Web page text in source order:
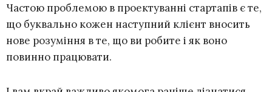
Частою проблемою в проектуванні стартапів є те,
що буквально кожен наступний клієнт вносить
нове розуміння в те, що ви робите і як воно
повинно працювати.